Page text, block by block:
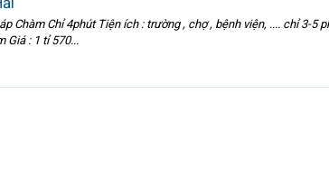
Chàm Chỉ 4phút Tiện ích : trường , chợ , bệnh viện, .... chỉ 3-
Giá : 1 tỉ 570...